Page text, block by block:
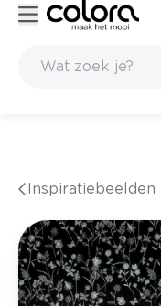
Inspiratiebeelden